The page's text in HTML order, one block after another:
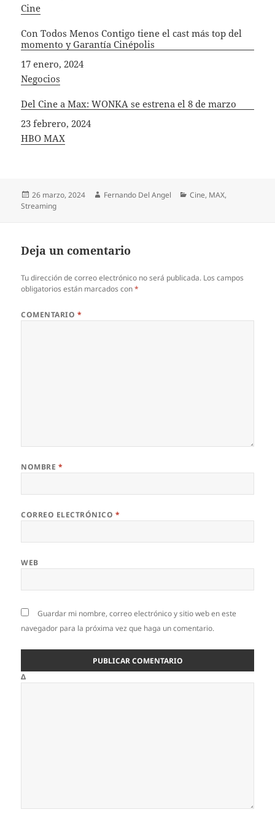
In relation to
Cine
Con Todos Menos Contigo tiene el cast más top del
momento y Garantía Cinépolis
Fecha
17 enero, 2024
In relation to
Negocios
Del Cine a Max: WONKA se estrena el 8 de marzo
Fecha
23 febrero, 2024
In relation to
HBO MAX
Publicado
el
26 marzo, 2024 Autor
Fernando Del Angel Categorías
Cine, MAX,
Streaming
Deja un comentario
Tu dirección de correo electrónico no será publicada. Los campos
obligatorios están marcados con*
COMENTARIO *
NOMBRE *
CORREO ELECTRÓNICO *
WEB
Guardar mi nombre, correo electrónico y sitio web en este
navegador para la próxima vez que haga un comentario.
Δ